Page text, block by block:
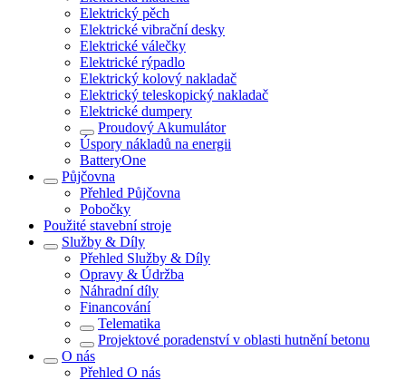
Elektrický pěch
Elektrické vibrační desky
Elektrické válečky
Elektrické rýpadlo
Elektrický kolový nakladač
Elektrický teleskopický nakladač
Elektrické dumpery
Proudový Akumulátor
Úspory nákladů na energii
BatteryOne
Půjčovna
Přehled Půjčovna
Pobočky
Použité stavební stroje
Služby & Díly
Přehled Služby & Díly
Opravy & Údržba
Náhradní díly
Financování
Telematika
Projektové poradenství v oblasti hutnění betonu
O nás
Přehled O nás